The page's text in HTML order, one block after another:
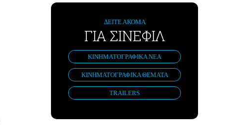
ΔΕΙΤΕ ΑΚΟΜΑ
ΓΙΑ ΣΙΝΕΦΙΛ
ΚΙΝΗΜΑΤΟΓΡΑΦΙΚΑ ΝΕΑ
ΚΙΝΗΜΑΤΟΓΡΑΦΙΚΑ ΘΕΜΑΤΑ
TRAILERS